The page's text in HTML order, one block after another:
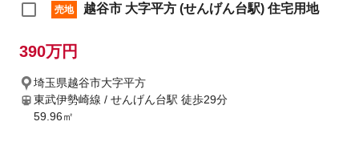
売地 越谷市 大字平方 (せんげん台駅) 住宅用地
390万円
埼玉県越谷市大字平方
東武伊勢崎線 / せんげん台駅 徒歩29分
59.96㎡